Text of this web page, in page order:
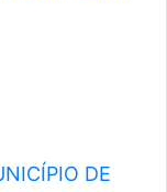
DE